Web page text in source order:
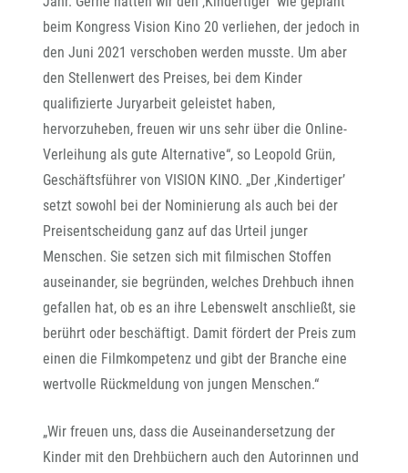
beim Kongress Vision Kino 20 verliehen, der jedoch in
den Juni 2021 verschoben werden musste. Um aber
den Stellenwert des Preises, bei dem Kinder
qualifizierte Juryarbeit geleistet haben,
hervorzuheben, freuen wir uns sehr über die Online-
Verleihung als gute Alternative“, so Leopold Grün,
Geschäftsführer von VISION KINO. „Der ‚Kindertiger’
setzt sowohl bei der Nominierung als auch bei der
Preisentscheidung ganz auf das Urteil junger
Menschen. Sie setzen sich mit filmischen Stoffen
auseinander, sie begründen, welches Drehbuch ihnen
gefallen hat, ob es an ihre Lebenswelt anschließt, sie
berührt oder beschäftigt. Damit fördert der Preis zum
einen die Filmkompetenz und gibt der Branche eine
wertvolle Rückmeldung von jungen Menschen.“
„Wir freuen uns, dass die Auseinandersetzung der
Kinder mit den Drehbüchern auch den Autorinnen und